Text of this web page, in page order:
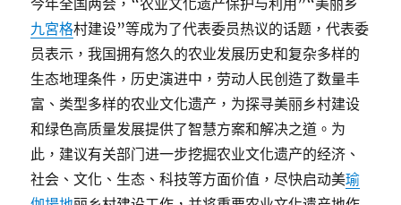
今年全国两会，“农业文化遗产保护与利用”“美丽乡
九宮格村建设”等成为了代表委员热议的话题，代表委
员表示，我国拥有悠久的农业发展历史和复杂多样的
生态地理条件，历史演进中，劳动人民创造了数量丰
富、类型多样的农业文化遗产，为探寻美丽乡村建设
和绿色高质量发展提供了智慧方案和解决之道。为
此，建议有关部门进一步挖掘农业文化遗产的经济、
社会、文化、生态、科技等方面价值，尽快启动美瑜